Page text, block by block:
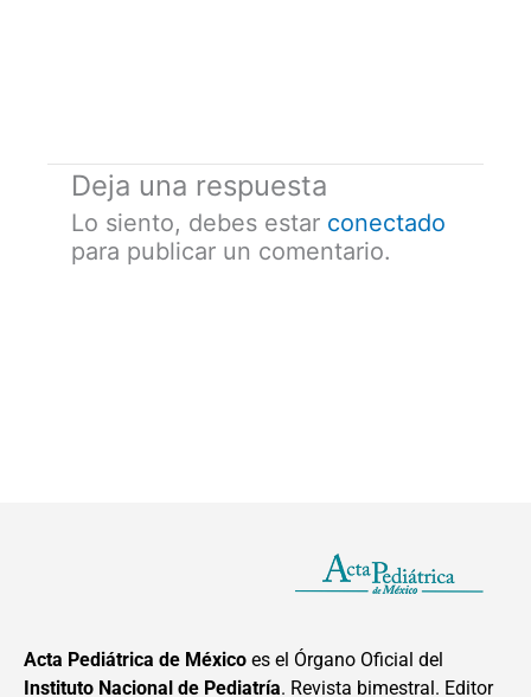
Deja una respuesta
Lo siento, debes estar conectado
para publicar un comentario.
Acta Pediátrica de México es el Órgano Oficial del
Instituto Nacional de Pediatría. Revista bimestral. Editor